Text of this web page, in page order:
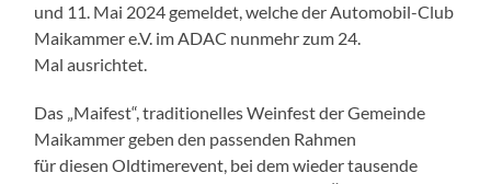
und 11. Mai 2024 gemeldet, welche der Automobil-Club
Maikammer e.V. im ADAC nunmehr zum 24.
Mal ausrichtet.
Das „Maifest“, traditionelles Weinfest der Gemeinde
Maikammer geben den passenden Rahmen
für diesen Oldtimerevent, bei dem wieder tausende